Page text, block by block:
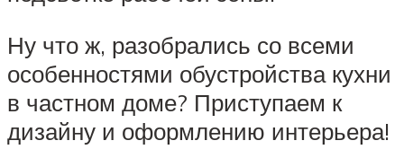
Ну что ж, разобрались со всеми
особенностями обустройства кухни
в частном доме? Приступаем к
дизайну и оформлению интерьера!